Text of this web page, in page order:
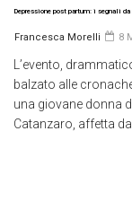
Depressione post partum: i segnali da
Francesca Morelli 8
L’evento,
balzato alle
una giovane donna
Catanzaro, affetta da...